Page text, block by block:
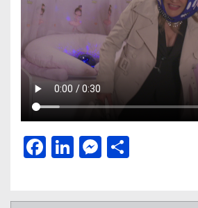
Facebook
LinkedIn
Messenger